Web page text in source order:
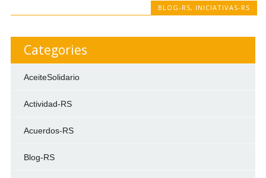
BLOG-RS, INICIATIVAS-RS
Categories
AceiteSolidario
Actividad-RS
Acuerdos-RS
Blog-RS